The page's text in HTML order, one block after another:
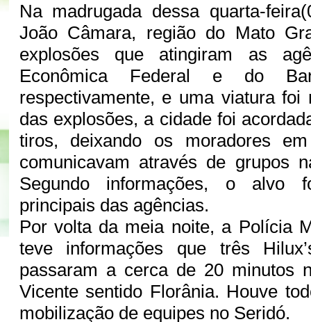
Na madrugada dessa quarta-
João Câmara, região do Mato
explosões que atingiram as
Econômica Federal e do
respectivamente, e uma viatura foi
das explosões, a cidade foi
tiros, deixando os moradores
comunicavam através de grupos
Segundo informações, o alvo
principais das agências.
Por volta da meia noite, a Polícia
teve informações que três
passaram a cerca de 20 minutos
Vicente sentido Florânia. Houve
mobilização de equipes no Seridó.